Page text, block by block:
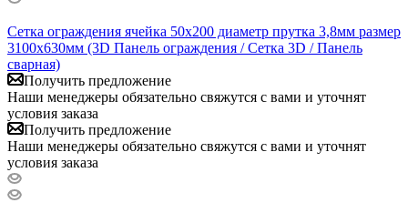
Сетка ограждения ячейка 50х200 диаметр прутка 3,8мм размер
3100x630мм (3D Панель ограждения / Сетка 3D / Панель
сварная)
Получить предложение
Наши менеджеры обязательно свяжутся с вами и уточнят
условия заказа
Получить предложение
Наши менеджеры обязательно свяжутся с вами и уточнят
условия заказа